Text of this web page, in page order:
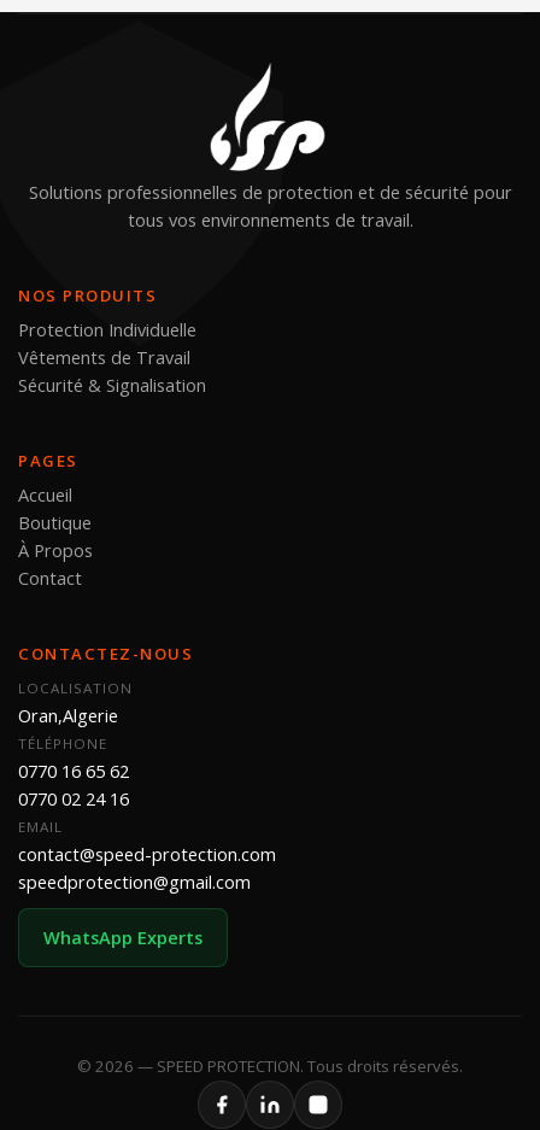
Solutions professionnelles de protection et de sécurité pour
tous vos environnements de travail.
NOS PRODUITS
Protection Individuelle
Vêtements de Travail
Sécurité & Signalisation
PAGES
Accueil
Boutique
À Propos
Contact
CONTACTEZ-NOUS
LOCALISATION
Oran,Algerie
TÉLÉPHONE
0770 16 65 62
0770 02 24 16
EMAIL
contact@speed-protection.com
speedprotection@gmail.com
WhatsApp Experts
© 2026 — SPEED PROTECTION. Tous droits réservés.